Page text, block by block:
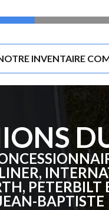
INVENTAIRE
PETERBILT
BAPTISTE